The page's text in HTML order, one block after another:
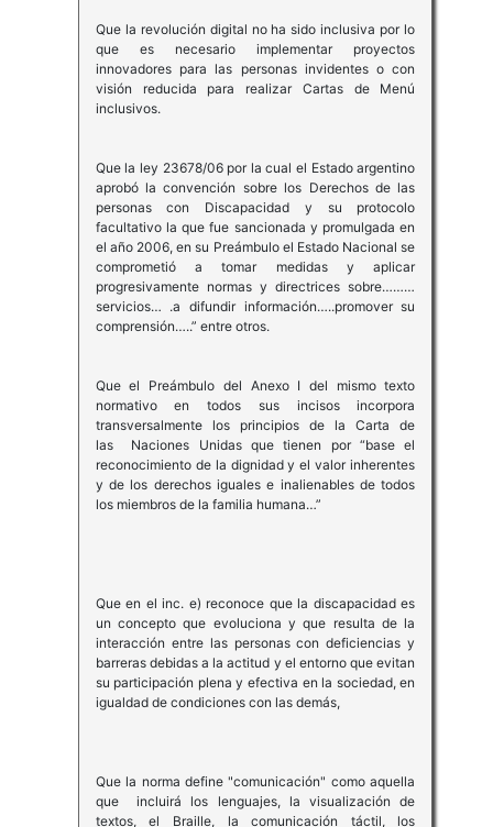
Que la revolución digital no ha sido inclusiva por lo
que es necesario implementar proyectos
innovadores para las personas invidentes o con
visión reducida para realizar Cartas de Menú
inclusivos.
Que la ley 23678/06 por la cual el Estado argentino
aprobó la convención sobre los Derechos de las
personas con Discapacidad y su protocolo
facultativo la que fue sancionada y promulgada en
el año 2006, en su Preámbulo el Estado Nacional se
comprometió a tomar medidas y aplicar
progresivamente normas y directrices sobre………
servicios… .a difundir información…..promover su
comprensión…..” entre otros.
Que el Preámbulo del Anexo I del mismo texto
normativo en todos sus incisos incorpora
transversalmente los principios de la Carta de
las Naciones Unidas que tienen por “base el
reconocimiento de la dignidad y el valor inherentes
y de los derechos iguales e inalienables de todos
los miembros de la familia humana…”
Que en el inc. e) reconoce que la discapacidad es
un concepto que evoluciona y que resulta de la
interacción entre las personas con deficiencias y
barreras debidas a la actitud y el entorno que evitan
su participación plena y efectiva en la sociedad, en
igualdad de condiciones con las demás,
Que la norma define "comunicación" como aquella
que incluirá los lenguajes, la visualización de
textos, el Braille, la comunicación táctil, los